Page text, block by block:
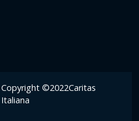
Copyright ©2022Caritas
Italiana